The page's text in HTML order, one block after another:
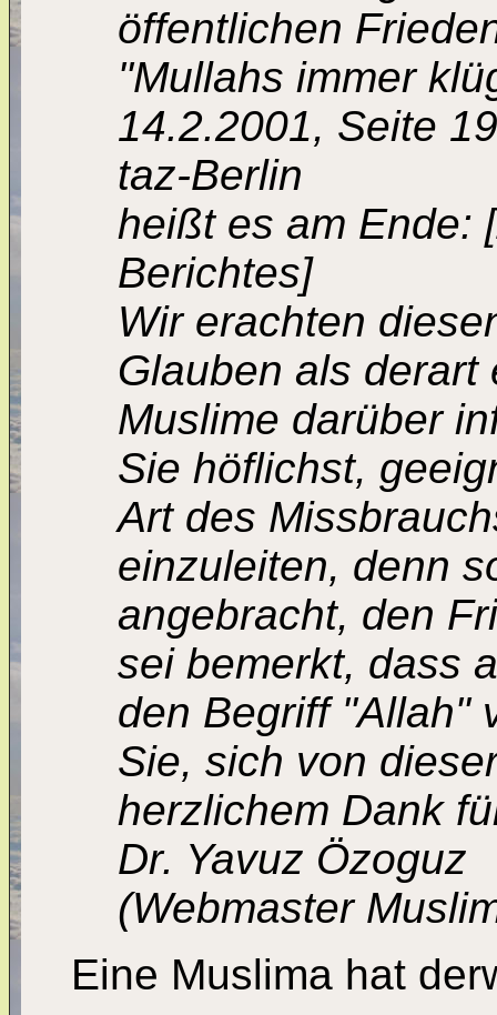
öffentlichen
"Mullahs immer
14.2.2001, Seite
taz-Berlin
heißt es am Ende:
Berichtes]
Wir erachten
Glauben als derart
Muslime darüber
Sie höflichst,
Art des
einzuleiten, denn
angebracht, den
sei bemerkt, dass
den Begriff "Allah"
Sie, sich von
herzlichem Dank
Dr. Yavuz Özoguz
(Webmaster
Eine Muslima hat